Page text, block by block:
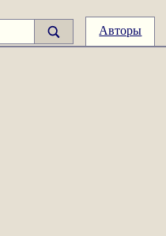
Авторы